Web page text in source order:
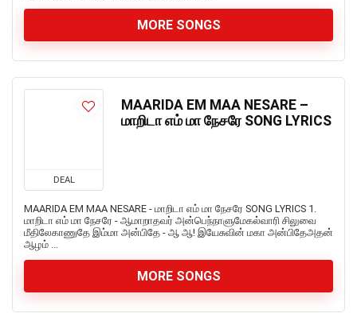
MORE SONGS
DEAL
MAARIDA EM MAA NESARE –
மாறிடா எம் மா நேசரே SONG LYRICS
MAARIDA EM MAA NESARE - மாறிடா எம் மா நேசரே SONG LYRICS 1.
மாறிடா எம் மா நேசரே - ஆமாறாதவர் அன்பெந்நாளுமேகல்வாரி சிலுவை
மீதிலேகாணுதே இம்மா அன்பிதே - ஆ ஆ! இயேசுவின் மகா அன்பிதேஅதன்
ஆழம் ...
MORE SONGS